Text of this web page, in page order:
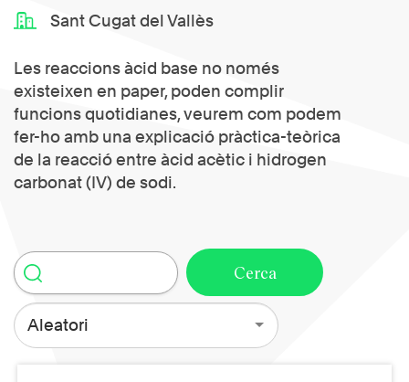
Sant Cugat del Vallès
Les reaccions àcid base no només
existeixen en paper, poden complir
funcions quotidianes, veurem com podem
fer-ho amb una explicació pràctica-teòrica
de la reacció entre àcid acètic i hidrogen
carbonat (IV) de sodi.
Aleatori